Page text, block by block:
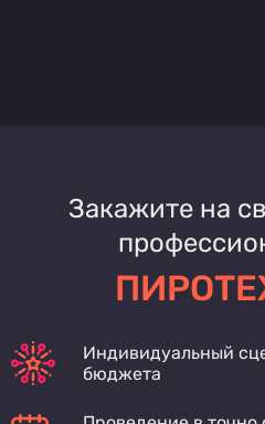
Закажите на
Индивидуальный
бюджета